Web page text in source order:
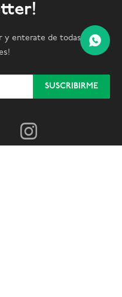
y enterate de todas las
SUSCRIBIRME
